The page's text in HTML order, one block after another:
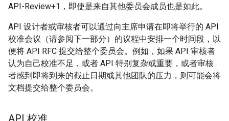
API-Review+1，即使是来自其他委员会成员也是如此。
API 设计者或审核者可以通过向主席申请在即将举行的 API
校准会议（请参阅下一部分）的议程中安排一个时间段，以
便将 API RFC 提交给整个委员会。例如，如果 API 审核者
认为自己校准不足，或者 API 特别复杂或重要，或者审核
者感到即将到来的截止日期或其他团队的压力，则可能会将
文档提交给整个委员会。
API 校准